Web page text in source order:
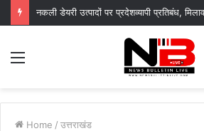
नकली डेयरी उत्पादों पर प्रदेशव्यापी प्रतिबंध,
Menu
Home / उत्तराखंड